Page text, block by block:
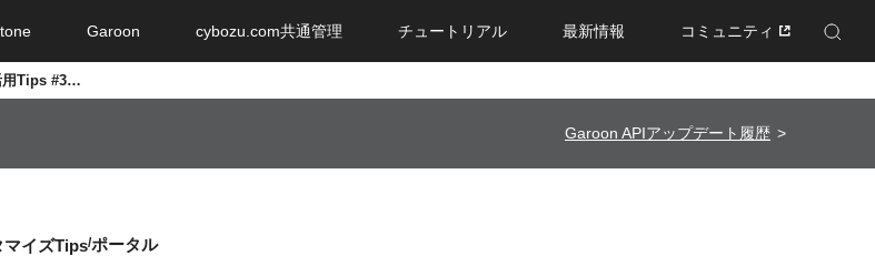
Garoon cybozu.com共通管理 チュートリアル 最新情報 コミュニティ
Enhanced by Google
ガルーンポータル活用Tips #3「電光掲示板ポータル（kintone連携編）」
Garoon APIアップデート履歴
イズTipsポータル